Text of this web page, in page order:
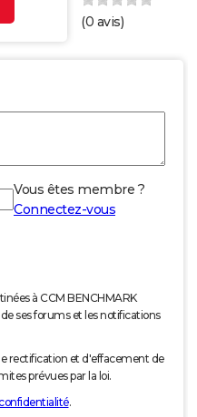
(0 avis)
Vous êtes membre ?
Connectez-vous
à CCM BENCHMARK
ses forums et les notifications
rectification et d'effacement de
prévues par la loi.
.